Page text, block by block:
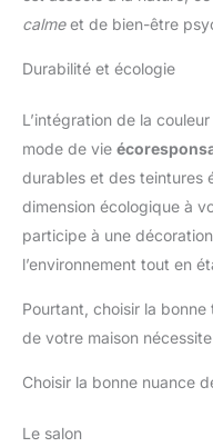
calmeet de bien-être
Durabilité et écologie
L’intégration de la
mode de vie
durables et des teintures
dimension écologique à
participe à une
l’environnement tout en
Pourtant, choisir la
de votre maison
Choisir la bonne nuance
Le salon